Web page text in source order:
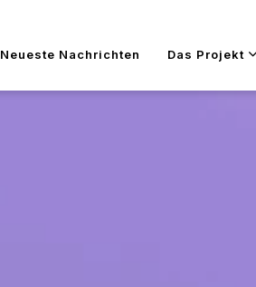
Neueste Nachrichten Das Projekt